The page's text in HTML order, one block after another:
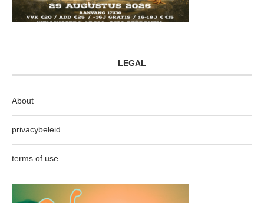
LEGAL
About
privacybeleid
terms of use